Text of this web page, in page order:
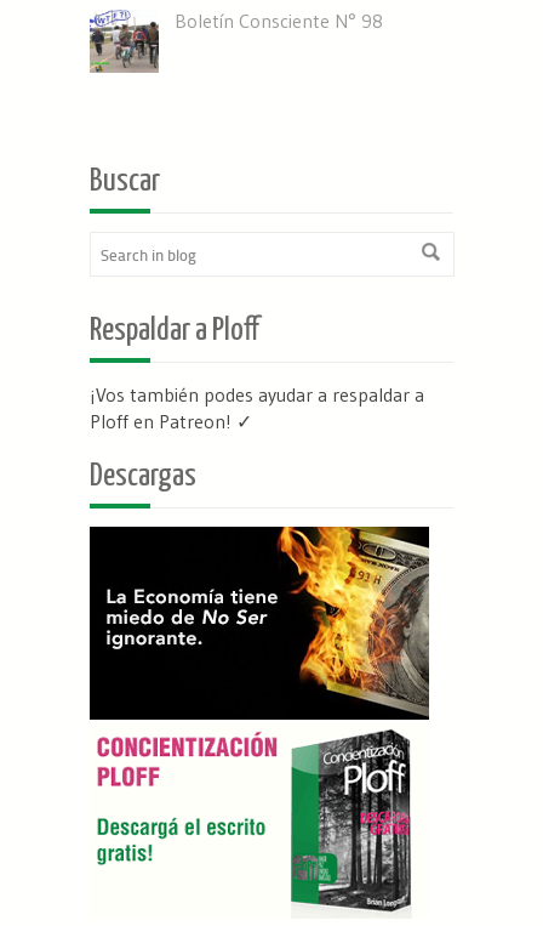
Boletín Consciente N° 98
Buscar
Respaldar a Ploff
¡Vos también podes ayudar a respaldar a
Ploff en Patreon! ✓
Descargas